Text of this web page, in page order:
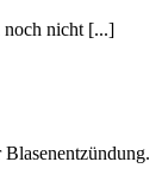
noch nicht [...]